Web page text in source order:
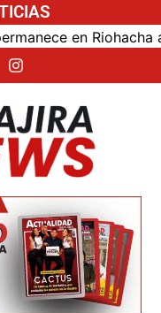
en Riohacha a la